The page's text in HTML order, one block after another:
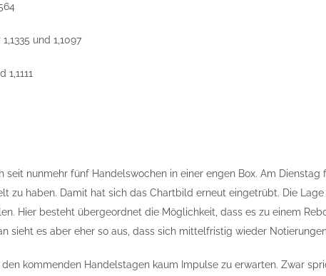
und 1,1097
1,1111
seit nunmehr fünf Handelswochen in einer engen Box. Am
zu haben. Damit hat sich das Chartbild erneut eingetrübt. Die
Hier besteht übergeordnet die Möglichkeit, dass es zu einem
sieht es aber eher so aus, dass sich mittelfristig wieder
kommenden Handelstagen kaum Impulse zu erwarten. Zwar